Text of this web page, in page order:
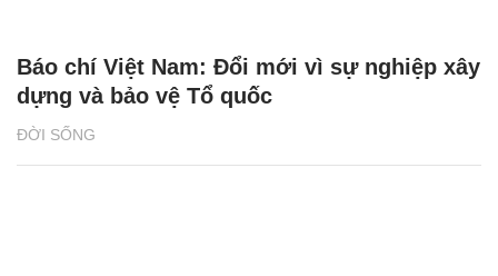
ĐỜI SỐNG
Báo chí Việt Nam: Đổi mới vì sự nghiệp xây
dựng và bảo vệ Tổ quốc